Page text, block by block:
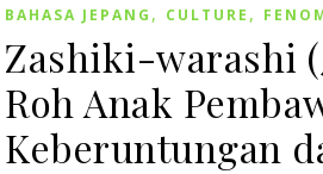
BAHASA JEPANG , CULTURE ,
Zashiki-warashi (
Roh Anak
Keberuntungan